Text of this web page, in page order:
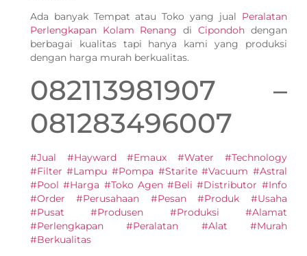
Ada banyak Tempat atau Toko yang jual Peralatan
Perlengkapan Kolam Renang diCipondoh dengan
berbagai kualitas tapi hanya kami yang produksi
dengan harga murah berkualitas.
082113981907 –
081283496007
#Jual #Hayward #Emaux #Water #Technology
#Filter #Lampu #Pompa #Starite #Vacuum #Astral
#Pool #Harga #Toko Agen #Beli #Distributor #Info
#Order #Perusahaan #Pesan #Produk #Usaha
#Pusat #Produsen #Produksi #Alamat
#Perlengkapan #Peralatan #Alat #Murah
#Berkualitas